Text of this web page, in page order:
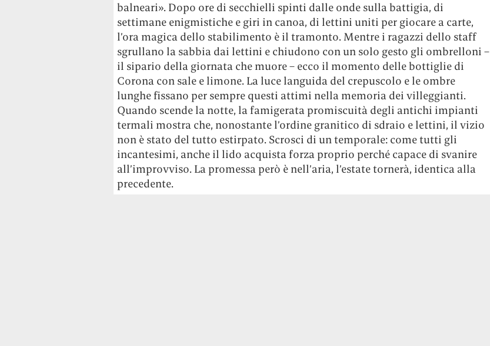
balneari». Dopo ore di secchielli spinti dalle onde sulla battigia, di
settimane enigmistiche e giri in canoa, di lettini uniti per giocare a carte,
l’ora magica dello stabilimento è il tramonto. Mentre i ragazzi dello staff
sgrullano la sabbia dai lettini e chiudono con un solo gesto gli ombrelloni –
il sipario della giornata che muore – ecco il momento delle bottiglie di
Corona con sale e limone. La luce languida del crepuscolo e le ombre
lunghe fissano per sempre questi attimi nella memoria dei villeggianti.
Quando scende la notte, la famigerata promiscuità degli antichi impianti
termali mostra che, nonostante l’ordine granitico di sdraio e lettini, il vizio
non è stato del tutto estirpato. Scrosci di un temporale: come tutti gli
incantesimi, anche il lido acquista forza proprio perché capace di svanire
all’improvviso. La promessa però è nell’aria, l’estate tornerà, identica alla
precedente.